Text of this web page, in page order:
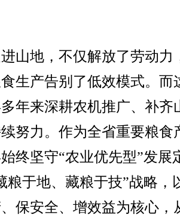
地，不仅解放了劳动力
生产告别了低效模式。而
年来深耕农机推广、补齐
努力。作为全省重要粮食
终坚守“农业优先型”发展
粮于地、藏粮于技”战略，
保安全、增效益为核心，